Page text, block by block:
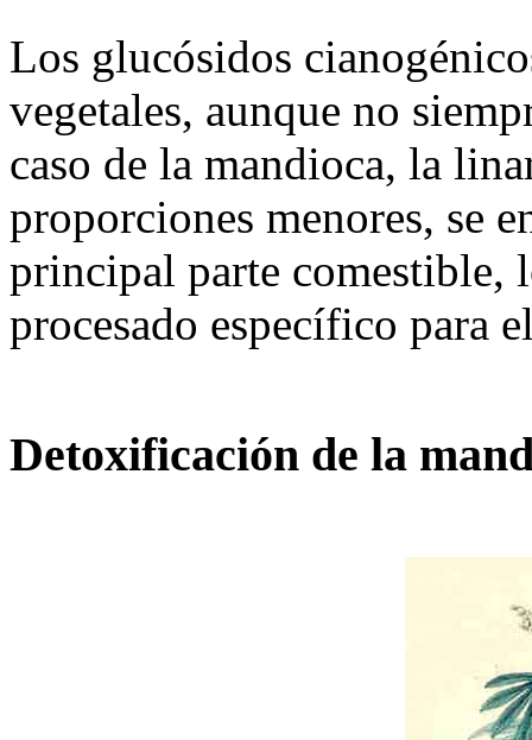
Los glucósidos
vegetales, aunque no
caso de la mandioca, la
proporciones menores, se
principal parte comestible,
procesado específico para
Detoxificación de la